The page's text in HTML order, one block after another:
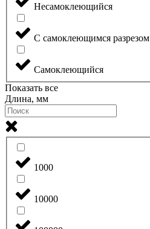
Несамоклеющийся
С самоклеющимся разрезом
Самоклеющийся
Показать все
Длина, мм
1000
10000